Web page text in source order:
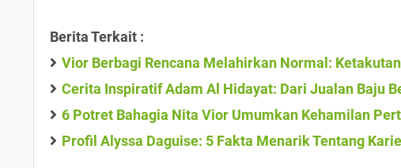
Berita Terkait :
Vior Berbagi Rencana Melahirkan Normal:
Cerita Inspiratif Adam Al Hidayat: Dari Jualan Baju
6 Potret Bahagia Nita Vior Umumkan Kehamilan
Profil Alyssa Daguise: 5 Fakta Menarik Tentang